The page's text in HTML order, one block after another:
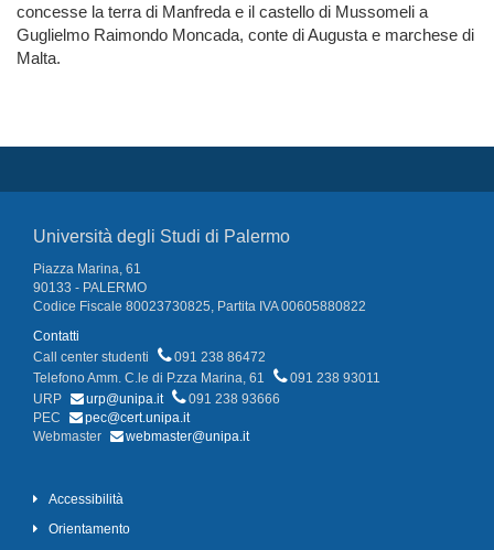
concesse la terra di Manfreda e il castello di Mussomeli a
Guglielmo Raimondo Moncada, conte di Augusta e marchese di
Malta.
Università degli Studi di Palermo
Piazza Marina, 61
90133 - PALERMO
Codice Fiscale 80023730825, Partita IVA 00605880822
Contatti
Call center studenti
091 238 86472
Telefono Amm. C.le di P.zza Marina, 61
091 238 93011
URP
urp@unipa.it
091 238 93666
PEC
pec@cert.unipa.it
Webmaster
webmaster@unipa.it
Accessibilità
Orientamento